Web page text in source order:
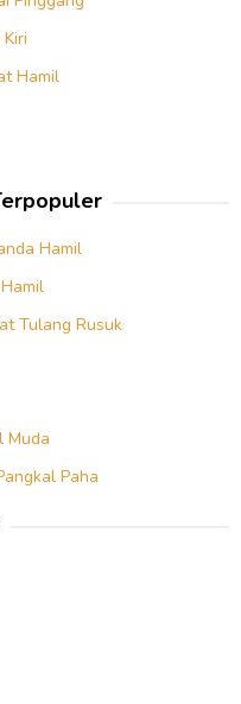
Hamil
Hamil
Tulang Rusuk
Muda
Paha